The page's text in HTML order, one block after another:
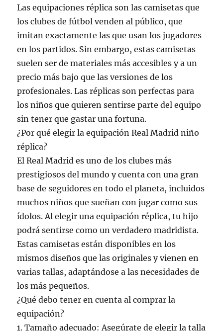
Las equipaciones réplica son las camisetas que
los clubes de fútbol venden al público, que
imitan exactamente las que usan los jugadores
en los partidos. Sin embargo, estas camisetas
suelen ser de materiales más accesibles y a un
precio más bajo que las versiones de los
profesionales. Las réplicas son perfectas para
los niños que quieren sentirse parte del equipo
sin tener que gastar una fortuna.
¿Por qué elegir la equipación Real Madrid niño
réplica?
El Real Madrid es uno de los clubes más
prestigiosos del mundo y cuenta con una gran
base de seguidores en todo el planeta, incluidos
muchos niños que sueñan con jugar como sus
ídolos. Al elegir una equipación réplica, tu hijo
podrá sentirse como un verdadero madridista.
Estas camisetas están disponibles en los
mismos diseños que las originales y vienen en
varias tallas, adaptándose a las necesidades de
los más pequeños.
¿Qué debo tener en cuenta al comprar la
equipación?
1. Tamaño adecuado: Asegúrate de elegir la talla